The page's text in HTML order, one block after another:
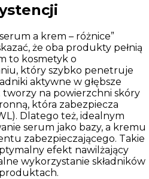
a krem – różnice”
że oba produkty pełnią
to kosmetyk o
który szybko penetruje
aktywne w głębsze
na powierzchni skóry
która zabezpiecza
Dlatego też, idealnym
serum jako bazy, a kremu
zabezpieczającego. Takie
efekt nawilżający
wykorzystanie składników